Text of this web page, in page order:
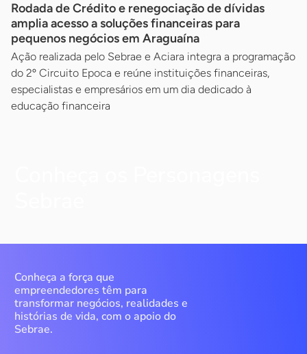
Rodada de Crédito e renegociação de dívidas
amplia acesso a soluções financeiras para
pequenos negócios em Araguaína
Ação realizada pelo Sebrae e Aciara integra a programação
do 2º Circuito Epoca e reúne instituições financeiras,
especialistas e empresários em um dia dedicado à
educação financeira
Conheça a força que
empreendedores têm para
transformar negócios, realidades e
histórias de vida, com o apoio do
Sebrae.